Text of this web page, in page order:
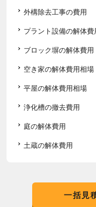
外構除去工事の費用
プラント設備の解体費
ブロック塀の解体費用
空き家の解体費用相場
平屋の解体費用相場
浄化槽の撤去費用
庭の解体費用
土蔵の解体費用
一括見